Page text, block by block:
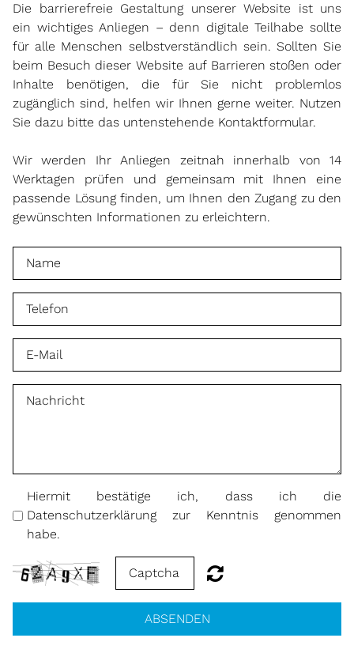
Die barrierefreie Gestaltung unserer Website ist uns
ein wichtiges Anliegen – denn digitale Teilhabe sollte
für alle Menschen selbstverständlich sein. Sollten Sie
beim Besuch dieser Website auf Barrieren stoßen oder
Inhalte benötigen, die für Sie nicht problemlos
zugänglich sind, helfen wir Ihnen gerne weiter. Nutzen
Sie dazu bitte das untenstehende Kontaktformular.
Wir werden Ihr Anliegen zeitnah innerhalb von 14
Werktagen prüfen und gemeinsam mit Ihnen eine
passende Lösung finden, um Ihnen den Zugang zu den
gewünschten Informationen zu erleichtern.
Hiermit bestätige ich, dass ich die
Datenschutzerklärung zur Kenntnis genommen
habe.
ABSENDEN